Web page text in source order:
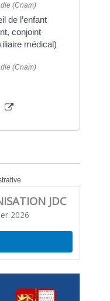
(Cnam)
de l’enfant
conjoint
médical)
(Cnam)
JDC
2026